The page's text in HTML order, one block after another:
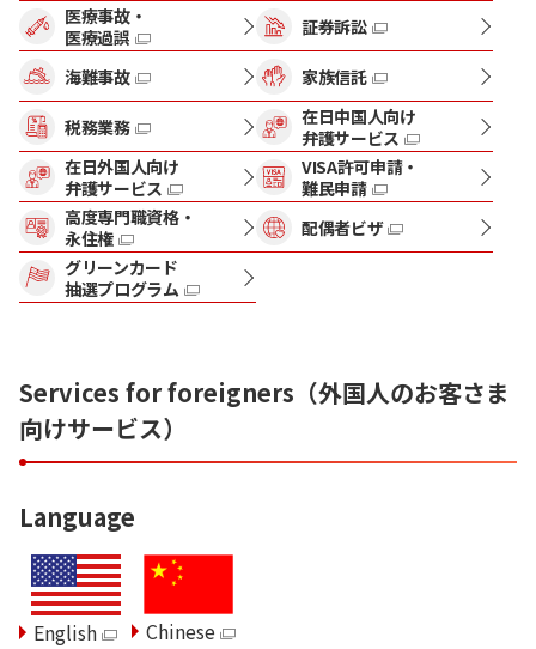
医療事故・
医療過誤
証券訴訟
海難事故 家族信託
税務業務
在日中国人向け
弁護サービス
在日外国人向け
弁護サービス
VISA許可申請・
難民申請
高度専門職資格・
永住権
配偶者ビザ
グリーンカード
抽選プログラム
Services for foreigners（外国人のお客さま
向けサービス）
Language
English Chinese